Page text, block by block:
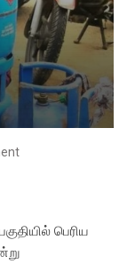
பெரிய